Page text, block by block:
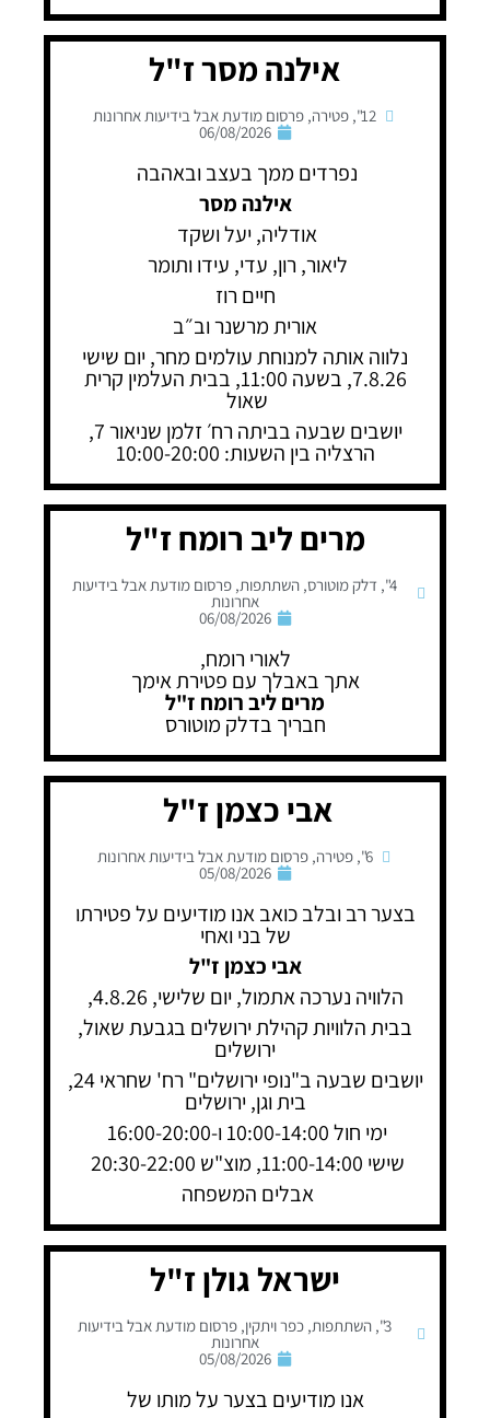
אילנה מסר ז"ל
12"
, פטירה, פרסום מודעת אבל בידיעות אחרונות
06/08/2026
נפרדים ממך בעצב ובאהבה
אילנה מסר
אודליה, יעל ושקד
ליאור, רון, עדי, עידו ותומר
חיים רוז
אורית מרשנר וב״ב
נלווה אותה למנוחת עולמים מחר, יום שישי
7.8.26, בשעה 11:00, בבית העלמין קרית
שאול
יושבים שבעה בביתה רח׳ זלמן שניאור 7,
הרצליה בין השעות: 10:00-20:00
מרים ליב רומח ז"ל
4"
, דלק מוטורס, השתתפות, פרסום מודעת אבל בידיעות
אחרונות
06/08/2026
לאורי רומח,
אתך באבלך עם פטירת אימך
מרים ליב רומח ז"ל
חבריך בדלק מוטורס
אבי כצמן ז"ל
6"
,פטירה,פרסום מודעת אבל בידיעות אחרונות
05/08/2026
בצער רב ובלב כואב אנו מודיעים על פטירתו
של בני ואחי
אבי כצמן ז"ל
הלוויה נערכה אתמול, יום שלישי, 4.8.26,
בבית הלוויות קהילת ירושלים בגבעת שאול,
ירושלים
יושבים שבעה ב"נופי ירושלים" רח' שחראי 24,
בית וגן, ירושלים
ימי חול 10:00-14:00 ו-16:00-20:00
שישי 11:00-14:00, מוצ"ש 20:30-22:00
אבלים המשפחה
ישראל גולן ז"ל
3"
, השתתפות, כפר ויתקין, פרסום מודעת אבל בידיעות
אחרונות
05/08/2026
אנו מודיעים בצער על מותו של